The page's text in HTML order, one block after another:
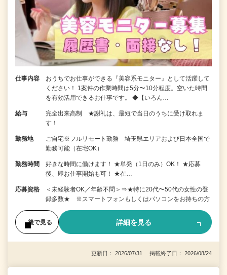
仕事内容
おうちでお仕事ができる『美容系モニター』として活躍して
ください！ 1案件の作業時間は5分〜10分程度。空いた時間
を有効活用できるお仕事です。 ◆【いろん…
給与
完全出来高制 ★謝礼は、最短で当日のうちに受け取れま
す！
勤務地
ご自宅※フルリモート勤務 埼玉県エリアおよび日本全国で
勤務可能（在宅OK）
勤務時間
好きな時間に働けます！ ★単発（1日のみ）OK！ ★応募
後、即お仕事開始も可！ ★在…
応募資格
＜未経験者OK／年齢不問＞⇒★特に20代〜50代の女性の登
録多数★ ※スマートフォンもしくはパソコンをお持ちの方
後で見る 詳細を見る
更新日： 2026/07/31 掲載終了日： 2026/08/24